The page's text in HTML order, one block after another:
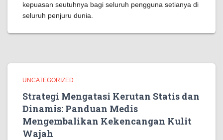
kepuasan seutuhnya bagi seluruh pengguna setianya di
seluruh penjuru dunia.
UNCATEGORIZED
Strategi Mengatasi Kerutan Statis dan
Dinamis: Panduan Medis
Mengembalikan Kekencangan Kulit
Wajah